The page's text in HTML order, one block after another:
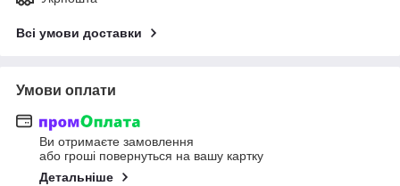
Всі умови доставки
Умови оплати
Ви отримаєте замовлення
або гроші повернуться на вашу картку
Детальніше